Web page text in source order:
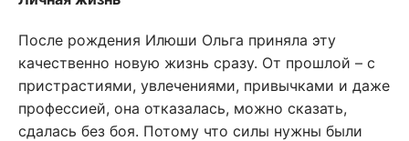
После рождения Илюши Ольга приняла эту
качественно новую жизнь сразу. От прошлой – с
пристрастиями, увлечениями, привычками и даже
профессией, она отказалась, можно сказать,
сдалась без боя. Потому что силы нужны были